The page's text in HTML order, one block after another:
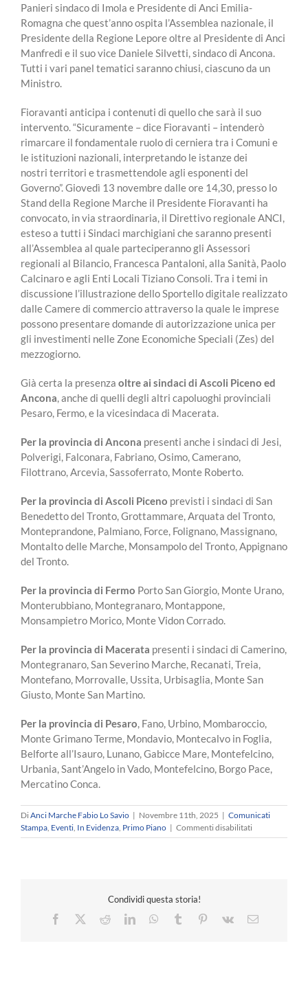
Panieri sindaco di Imola e Presidente di Anci Emilia-
Romagna che quest’anno ospita l’Assemblea nazionale, il
Presidente della Regione Lepore oltre al Presidente di Anci
Manfredi e il suo vice Daniele Silvetti, sindaco di Ancona.
Tutti i vari panel tematici saranno chiusi, ciascuno da un
Ministro.
Fioravanti anticipa i contenuti di quello che sarà il suo
intervento. “Sicuramente – dice Fioravanti – intenderò
rimarcare il fondamentale ruolo di cerniera tra i Comuni e
le istituzioni nazionali, interpretando le istanze dei
nostri territori e trasmettendole agli esponenti del
Governo”. Giovedì 13 novembre dalle ore 14,30, presso lo
Stand della Regione Marche il Presidente Fioravanti ha
convocato, in via straordinaria, il Direttivo regionale ANCI,
esteso a tutti i Sindaci marchigiani che saranno presenti
all’Assemblea al quale parteciperanno gli Assessori
regionali al Bilancio, Francesca Pantaloni, alla Sanità, Paolo
Calcinaro e agli Enti Locali Tiziano Consoli. Tra i temi in
discussione l’illustrazione dello Sportello digitale realizzato
dalle Camere di commercio attraverso la quale le imprese
possono presentare domande di autorizzazione unica per
gli investimenti nelle Zone Economiche Speciali (Zes) del
mezzogiorno.
Già certa la presenza oltre ai sindaci di Ascoli Piceno ed
Ancona, anche di quelli degli altri capoluoghi provinciali
Pesaro, Fermo, e la vicesindaca di Macerata.
Per la provincia di Ancona presenti anche i sindaci di Jesi,
Polverigi, Falconara, Fabriano, Osimo, Camerano,
Filottrano, Arcevia, Sassoferrato, Monte Roberto.
Per la provincia di Ascoli Piceno previsti i sindaci di San
Benedetto del Tronto, Grottammare, Arquata del Tronto,
Monteprandone, Palmiano, Force, Folignano, Massignano,
Montalto delle Marche, Monsampolo del Tronto, Appignano
del Tronto.
Per la provincia di Fermo Porto San Giorgio, Monte Urano,
Monterubbiano, Montegranaro, Montappone,
Monsampietro Morico, Monte Vidon Corrado.
Per la provincia di Macerata presenti i sindaci di Camerino,
Montegranaro, San Severino Marche, Recanati, Treia,
Montefano, Morrovalle, Ussita, Urbisaglia, Monte San
Giusto, Monte San Martino.
Per la provincia di Pesaro, Fano, Urbino, Mombaroccio,
Monte Grimano Terme, Mondavio, Montecalvo in Foglia,
Belforte all’Isauro, Lunano, Gabicce Mare, Montefelcino,
Urbania, Sant’Angelo in Vado, Montefelcino, Borgo Pace,
Mercatino Conca.
DiAnci Marche Fabio Lo Savio | Novembre 11th, 2025 | Comunicati
Stampa Eventi In Evidenza Primo Piano | Commenti disabilitatisu
Saranno
rappresentati
all’Assemblea
Condividi questa storia!
Facebook
RedditLinkedInWhatsApp
Tumblr Pinterest
Vk Email